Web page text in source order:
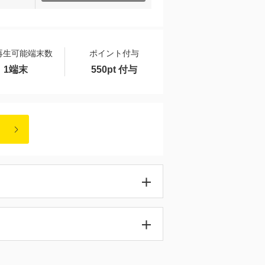
生可能端末数 ポイント付与
1端末 550pt 付与